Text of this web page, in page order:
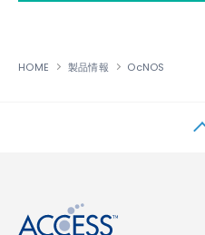
HOME 製品情報 OcNOS